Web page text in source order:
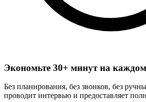
Экономьте 30+ минут на
Без планирования, без звонков, без
проводит интервью и предоставляет